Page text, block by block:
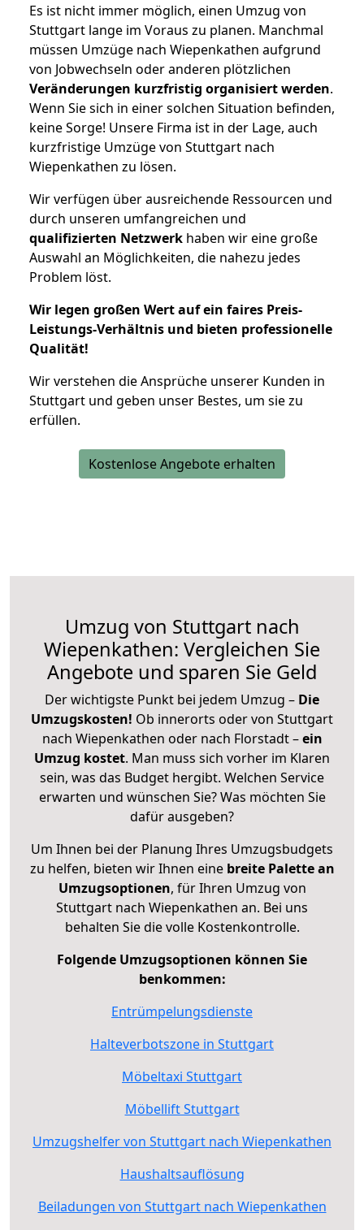
Es ist nicht immer möglich, einen Umzug von
Stuttgart lange im Voraus zu planen. Manchmal
müssen Umzüge nach Wiepenkathen aufgrund
von Jobwechseln oder anderen plötzlichen
Veränderungen kurzfristig organisiert werden.
Wenn Sie sich in einer solchen Situation befinden,
keine Sorge! Unsere Firma ist in der Lage, auch
kurzfristige Umzüge von Stuttgart nach
Wiepenkathen zu lösen.
Wir verfügen über ausreichende Ressourcen und
durch unseren umfangreichen und
qualifizierten Netzwerk haben wir eine große
Auswahl an Möglichkeiten, die nahezu jedes
Problem löst.
Wir legen großen Wert auf ein faires Preis-
Leistungs-Verhältnis und bieten professionelle
Qualität!
Wir verstehen die Ansprüche unserer Kunden in
Stuttgart und geben unser Bestes, um sie zu
erfüllen.
Kostenlose Angebote erhalten
Umzug von Stuttgart nach
Wiepenkathen: Vergleichen Sie
Angebote und sparen Sie Geld
Der wichtigste Punkt bei jedem Umzug – Die
Umzugskosten! Ob innerorts oder von Stuttgart
nach Wiepenkathen oder nach Florstadt –ein
Umzug kostet. Man muss sich vorher im Klaren
sein, was das Budget hergibt. Welchen Service
erwarten und wünschen Sie? Was möchten Sie
dafür ausgeben?
Um Ihnen bei der Planung Ihres Umzugsbudgets
zu helfen, bieten wir Ihnen eine breite Palette an
Umzugsoptionen, für Ihren Umzug von
Stuttgart nach Wiepenkathen an. Bei uns
behalten Sie die volle Kostenkontrolle.
Folgende Umzugsoptionen können Sie
benkommen:
Entrümpelungsdienste
Halteverbotszone in Stuttgart
Möbeltaxi Stuttgart
Möbellift Stuttgart
Umzugshelfer von Stuttgart nach Wiepenkathen
Haushaltsauflösung
Beiladungen von Stuttgart nach Wiepenkathen